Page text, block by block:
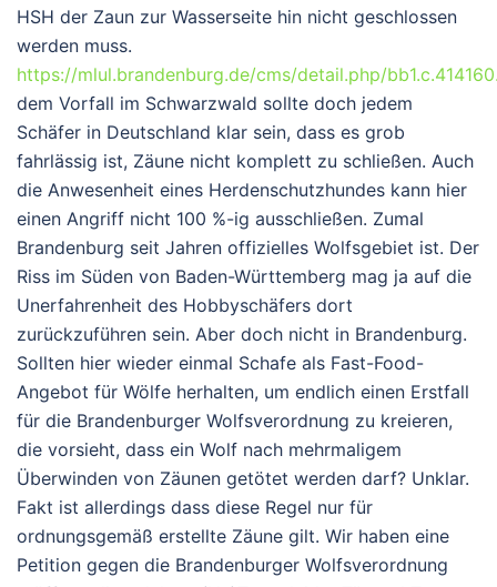
HSH der Zaun zur Wasserseite hin nicht geschlossen
werden muss.
https://mlul.brandenburg.de/cms/detail.php/
dem Vorfall im Schwarzwald sollte doch jedem
Schäfer in Deutschland klar sein, dass es grob
fahrlässig ist, Zäune nicht komplett zu schließen. Auch
die Anwesenheit eines Herdenschutzhundes kann hier
einen Angriff nicht 100 %-ig ausschließen. Zumal
Brandenburg seit Jahren offizielles Wolfsgebiet ist. Der
Riss im Süden von Baden-Württemberg mag ja auf die
Unerfahrenheit des Hobbyschäfers dort
zurückzuführen sein. Aber doch nicht in Brandenburg.
Sollten hier wieder einmal Schafe als Fast-Food-
Angebot für Wölfe herhalten, um endlich einen Erstfall
für die Brandenburger Wolfsverordnung zu kreieren,
die vorsieht, dass ein Wolf nach mehrmaligem
Überwinden von Zäunen getötet werden darf? Unklar.
Fakt ist allerdings dass diese Regel nur für
ordnungsgemäß erstellte Zäune gilt. Wir haben eine
Petition gegen die Brandenburger Wolfsverordnung